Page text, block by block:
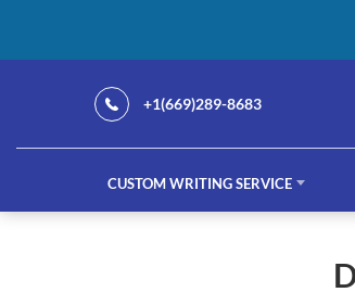
+1(669)289-8683
CUSTOM WRITING SERVICE